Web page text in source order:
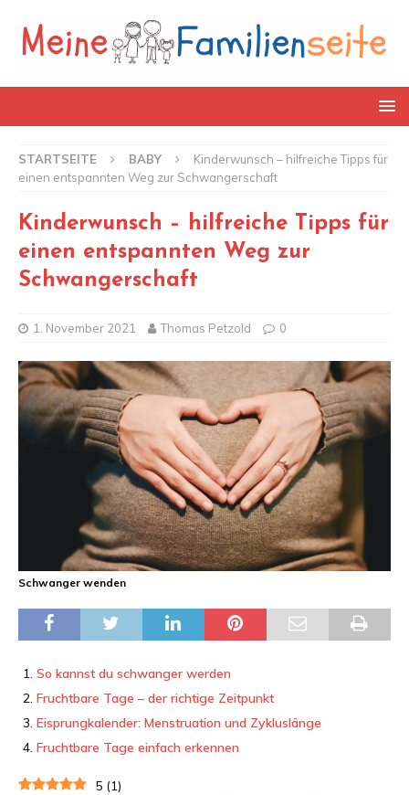
STARTSEITE BABY
Kinderwunsch – hilfreiche Tipps für
einen entspannten Weg zur Schwangerschaft
Kinderwunsch – hilfreiche Tipps für
einen entspannten Weg zur
Schwangerschaft
1. November 2021 Thomas Petzold 0
Schwanger wenden
So kannst du schwanger werden
Fruchtbare Tage – der richtige Zeitpunkt
Eisprungkalender: Menstruation und Zykluslänge
Fruchtbare Tage einfach erkennen
5 (1)